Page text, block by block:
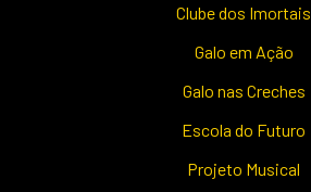
Clube dos Imortais
Galo em Ação
Galo nas Creches
Escola do Futuro
Projeto Musical